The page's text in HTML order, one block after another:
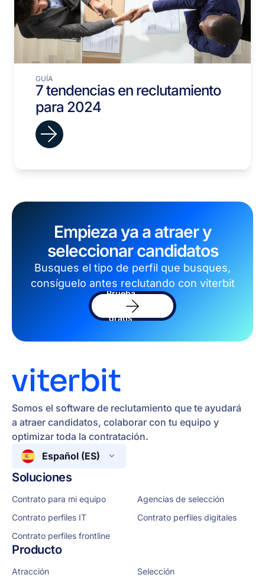
GUÍA
7 tendencias en reclutamiento
para 2024
Empieza ya a atraer y
seleccionar candidatos
Busques el tipo de perfil que busques,
consíguelo antes reclutando con viterbit
Prueba
software
gratis
Somos el software de reclutamiento que te ayudará
a atraer candidatos, colaborar con tu equipo y
optimizar toda la contratación.
Español (ES)
Soluciones
Contrato para mi equipo
Agencias de selección
Contrato perfiles IT
Contrato perfiles digitales
Contrato perfiles frontline
Producto
Atracción
Selección